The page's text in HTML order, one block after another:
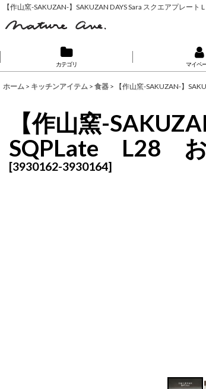
【作山窯-SAKUZAN-】SAKUZAN DAYS Sara スクエア
カテゴリ マイペ
ホーム > キッチンアイテム > 食器 > 【作山窯-SAKUZAN-】
【作山窯-
SQPLate L28
[3930162-3930164]